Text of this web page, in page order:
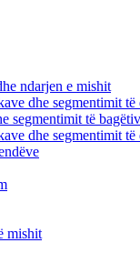
ndarjen e mishit
dhe segmentimit të
segmentimit të
dhe segmentimit të
mishit